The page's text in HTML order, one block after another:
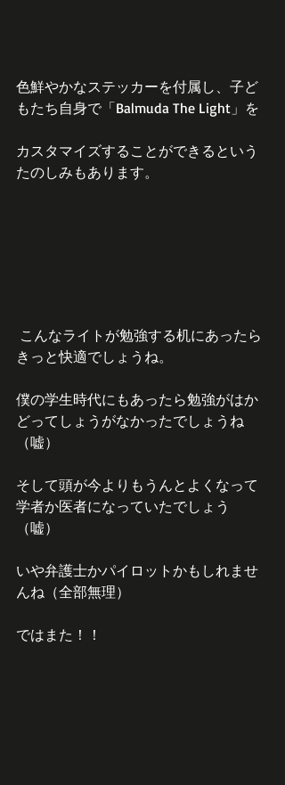
色鮮やかなステッカーを付属し、子ど
もたち自身で「Balmuda The Light」を
カスタマイズすることができるという
たのしみもあります。
きっと快適でしょうね。
僕の学生時代にもあったら勉強がはか
どってしょうがなかったでしょうね
（嘘）
そして頭が今よりもうんとよくなって
学者か医者になっていたでしょう
（嘘）
いや弁護士かパイロットかもしれませ
んね（全部無理）
ではまた！！